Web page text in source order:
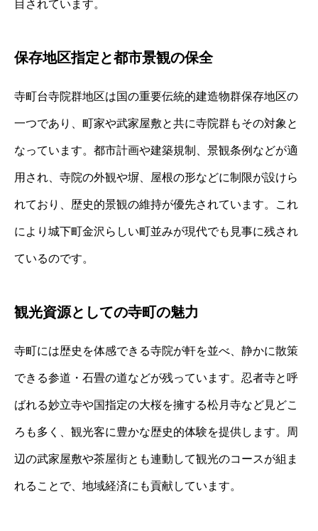
目されています。
保存地区指定と都市景観の保全
寺町台寺院群地区は国の重要伝統的建造物群保存地区の
一つであり、町家や武家屋敷と共に寺院群もその対象と
なっています。都市計画や建築規制、景観条例などが適
用され、寺院の外観や塀、屋根の形などに制限が設けら
れており、歴史的景観の維持が優先されています。これ
により城下町金沢らしい町並みが現代でも見事に残され
ているのです。
観光資源としての寺町の魅力
寺町には歴史を体感できる寺院が軒を並べ、静かに散策
できる参道・石畳の道などが残っています。忍者寺と呼
ばれる妙立寺や国指定の大桜を擁する松月寺など見どこ
ろも多く、観光客に豊かな歴史的体験を提供します。周
辺の武家屋敷や茶屋街とも連動して観光のコースが組ま
れることで、地域経済にも貢献しています。